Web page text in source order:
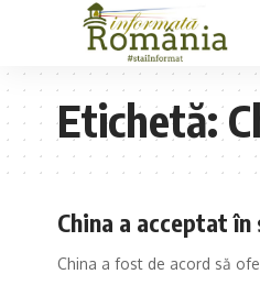
Etichetă:
China a acceptat
China a fost de acord să